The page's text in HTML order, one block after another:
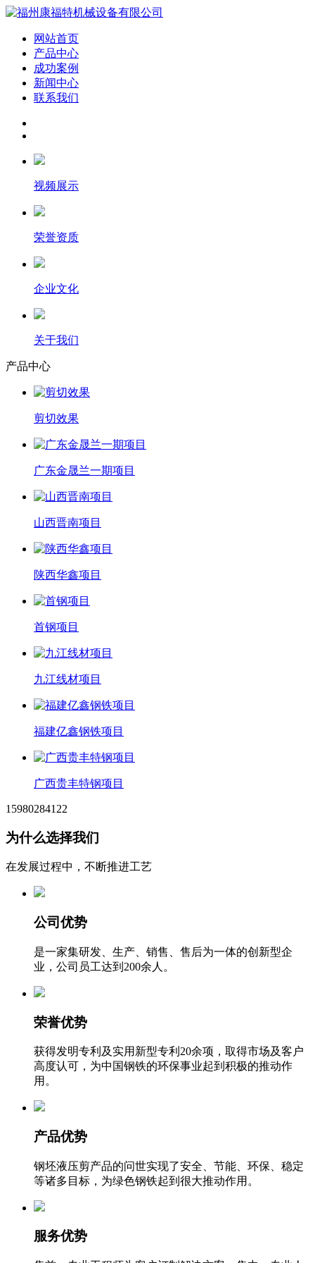
网站首页
产品中心
成功案例
新闻中心
联系我们
视频展示
荣誉资质
企业文化
关于我们
产品中心
剪切效果
广东金晟兰一期项目
山西晋南项目
陕西华鑫项目
首钢项目
九江线材项目
福建亿鑫钢铁项目
广西贵丰特钢项目
15980284122
为什么选择我们
在发展过程中，不断推进工艺
公司优势
是一家集研发、生产、销售、售后为一体的创新型企
业，公司员工达到200余人。
荣誉优势
获得发明专利及实用新型专利20余项，取得市场及客户
高度认可，为中国钢铁的环保事业起到积极的推动作
用。
产品优势
钢坯液压剪产品的问世实现了安全、节能、环保、稳定
等诸多目标，为绿色钢铁起到很大推动作用。
服务优势